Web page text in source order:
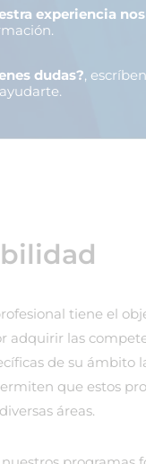
experiencia
dudas?,
tiene el
adquirir las
de su ámbito
que estos
áreas.